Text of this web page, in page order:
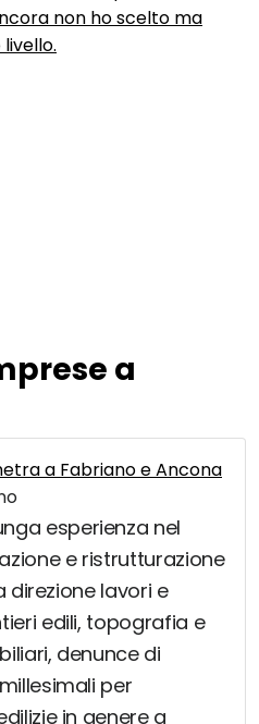
non ho scelto ma
a
a Fabriano e Ancona
esperienza nel
e ristrutturazione
direzione lavori e
edili, topografia e
denunce di
per
in genere a